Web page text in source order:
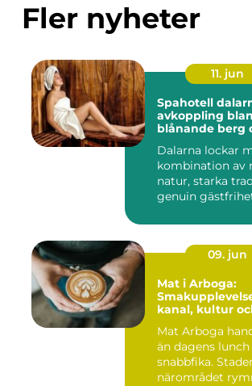
Fler nyheter
11. jun
Spahotell
avkoppling
blånande berg
Dalarna lockar
kombination av
natur, starka
genuin
09. jun
Mat i Arboga:
kanal, kultur
Mat Arboga
än dagens
snabbfika.
närområdet